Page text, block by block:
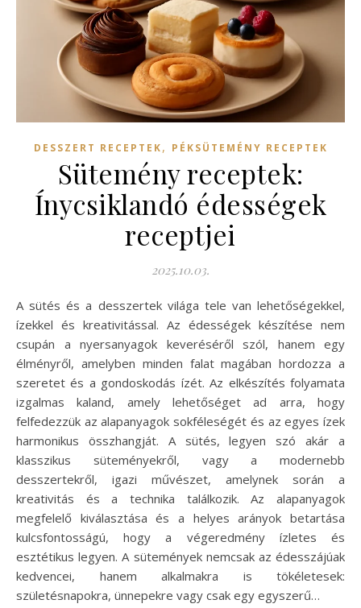
DESSZERT RECEPTEK, PÉKSÜTEMÉNY RECEPTEK
Sütemény receptek:
Ínycsiklandó édességek
receptjei
2025.10.03.
A sütés és a desszertek világa tele van lehetőségekkel,
ízekkel és kreativitással. Az édességek készítése nem
csupán a nyersanyagok keveréséről szól, hanem egy
élményről, amelyben minden falat magában hordozza a
szeretet és a gondoskodás ízét. Az elkészítés folyamata
izgalmas kaland, amely lehetőséget ad arra, hogy
felfedezzük az alapanyagok sokféleségét és az egyes ízek
harmonikus összhangját. A sütés, legyen szó akár a
klasszikus süteményekről, vagy a modernebb
desszertekről, igazi művészet, amelynek során a
kreativitás és a technika találkozik. Az alapanyagok
megfelelő kiválasztása és a helyes arányok betartása
kulcsfontosságú, hogy a végeredmény ízletes és
esztétikus legyen. A sütemények nemcsak az édesszájúak
kedvencei, hanem alkalmakra is tökéletesek:
születésnapokra, ünnepekre vagy csak egy egyszerű…